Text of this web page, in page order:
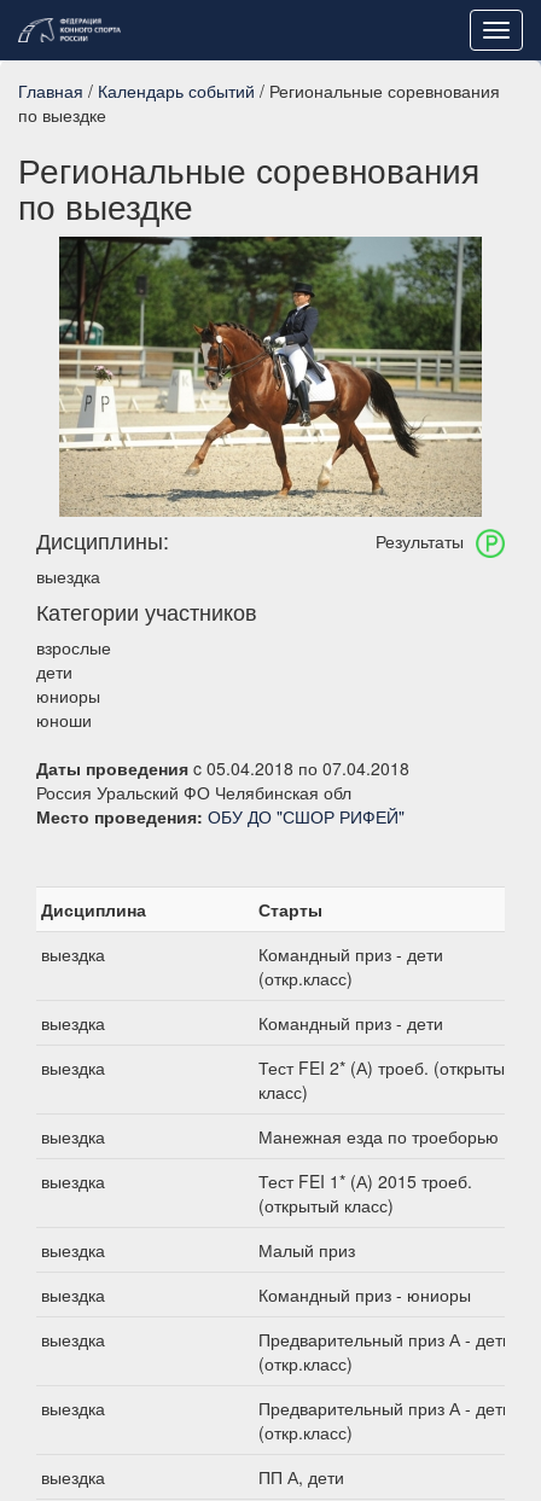
Главная / Календарь событий / Региональные соревнования
по выездке
Региональные соревнования
по выездке
Результаты
Дисциплины:
выездка
Категории участников
взрослые
дети
юниоры
юноши
Даты проведения c 05.04.2018 по 07.04.2018
Россия Уральский ФО Челябинская обл
Место проведения: ОБУ ДО "СШОР РИФЕЙ"
Дисциплина
Старты
выездка
Командный приз - дети
(откр.класс)
выездка
Командный приз - дети
выездка
Тест FEI 2* (А) троеб. (открытый
класс)
выездка
Манежная езда по троеборью 1*А
выездка
Тест FEI 1* (А) 2015 троеб.
(открытый класс)
выездка
Малый приз
выездка
Командный приз - юниоры
выездка
Предварительный приз А - дети
(откр.класс)
выездка
Предварительный приз А - дети
(откр.класс)
выездка
ПП А, дети